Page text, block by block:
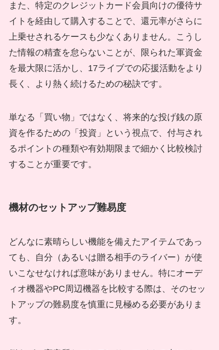
また、特定のクレジットカード会員向けの優待サ
イトを経由して購入することで、還元率がさらに
上乗せされるケースも少なくありません。こうし
た情報の精査を怠らないことが、限られた軍資金
を最大限に活かし、17ライブでの応援活動をより
長く、より熱く続けるための秘訣です。
単なる「買い物」ではなく、将来的な投げ銭の原
資を作るための「投資」という視点で、付与され
るポイントの種類や有効期限まで細かく比較検討
することが重要です。
機材のセットアップ難易度
どんなに素晴らしい機能を備えたアイテムであっ
ても、自分（あるいは贈る相手のライバー）が使
いこなせなければ意味がありません。特にオーデ
ィオ機器やPC周辺機器を比較する際は、そのセッ
トアップの難易度を慎重に見極める必要がありま
す。